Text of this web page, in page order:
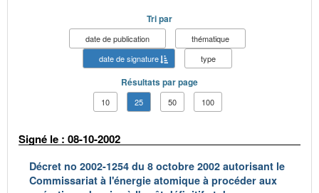
Tri par
date de publication
thématique
date de signature
type
Résultats par page
10 25 50 100
Signé le : 08-10-2002
Décret no 2002-1254 du 8 octobre 2002 autorisant le
Commissariat à l'énergie atomique à procéder aux